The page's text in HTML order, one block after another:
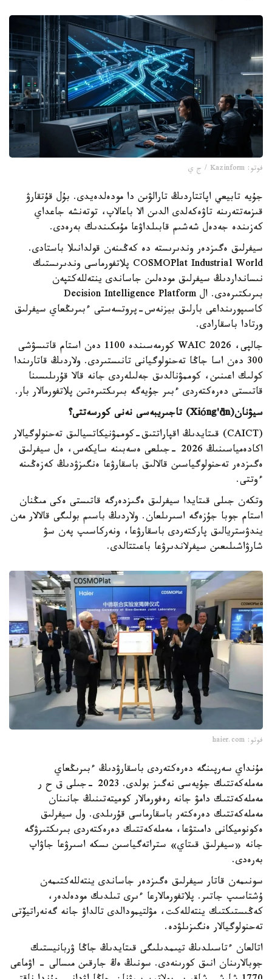
فوتو: Kazinform / ج ي
جۇيە تابيعي اپاتتاردىڭ تارالۋىن دا مودەلدەيدى. بۇل قۇتقارۋ
قىزمەتتەرىنە تاۋەكەلدى الدىن الا باعالاپ، توتەنشە جاعداي
كەزىندە جەدەل شەشىم قابىلداۋعا مۇمكىندىك بەرەدى.
سيفرلىق ەگىزدەر وندىرىستە دە كەڭىنەن قولدانىلا باستادى.
COSMOPlat Industrial World پلاتفورماسى وندىرىستىك
نىسانداردىڭ سيفرلىق مودەلىن جاساندى ينتەللەكتپەن
بىرىكتىرەدى. ال Decision Intelligence Platform
كاسىپورىنداعى بارلىق بيزنەس-پروتسەستى ءبىرىڭعاي سيفرلىق
ورتادا باسقارادى.
جالپى، WAIC 2026 كورمەسىندە 1100 دەن استام قاتىسۋشى
300 دەن اسا جاڭا تەحنولوگيانى تانىستىردى. ولاردىڭ قاتارىندا
كولىك اعىنىن، كوممۋنالدىق جەلىلەردى جانە قالا قۇرىلىسىنا
قاتىستى دەرەكتەردى ءبىر جۇيەگە بىرىكتىرەتىن پلاتفورمالار بار.
سيۋنان(
Xióng'ān
) تاجىريبەسى نەنى كورسەتتى؟
(CAICT) قىتايدىڭ اقپاراتتىق-كوممۋنيكاتسيالىق تەحنولوگيالار
اكادەمياسىنىڭ 2026 -جىلعى ەسەبىنە سايكەس، ەل سيفرلىق
ەگىزدەر تەحنولوگياسىن قالالىق باسقارۋعا ەنگىزۋدىڭ كەزەڭىنە
ءوتتى.
وتكەن جىلى قىتايدا سيفرلىق ەگىزدەرگە قاتىستى ەكى مىڭنان
استام جوبا جۇزەگە اسىرىلعان. ولاردىڭ باسىم بولىگى قالالار مەن
يندۋستريالىق پاركتەردى باسقارۋعا، ونەركاسىپ پەن سۋ
شارۋاشىلىعىن سيفرلاندىرۋعا باعىتتالدى.
فوتو: haier.com
مۇنداي سەرپىنگە دەرەكتەردى باسقارۋدىڭ ءبىرىڭعاي
مەملەكەتتىك جۇيەسى نەگىز بولدى. 2023 -جىلى ق ح ر
مەملەكەتتىك دامۋ جانە رەفورمالار كوميتەتىنىڭ جانىنان
مەملەكەتتىك دەرەكتەر باسقارماسى قۇرىلدى. ول سيفرلىق
ەكونوميكانى دامىتۋعا، مەملەكەتتىك دەرەكتەردى بىرىكتىرۋگە
جانە «سيفرلىق قىتاي» ستراتەگياسىن ىسكە اسىرۋعا جاۋاپ
بەرەدى.
سونىمەن قاتار سيفرلىق ەگىزدەر جاساندى ينتەللەكتىمەن
ۇشتاسىپ جاتىر. پلاتفورمالارعا ءىرى تىلدىك مودەلدەر،
كەڭىستىكتىك ينتەللەكت، مۋلتيمودالدى تالداۋ جانە گەنەراتيۆتى
تەحنولوگيالار ەنگىزىلۋدە.
اتالعان ءتاسىلدىڭ تيىمدىلىگى قىتايدىڭ جاڭا ۋربانيستىك
جوبالارىنان انىق كورىنەدى. سونىڭ ەڭ جارقىن مىسالى - اۋماعى